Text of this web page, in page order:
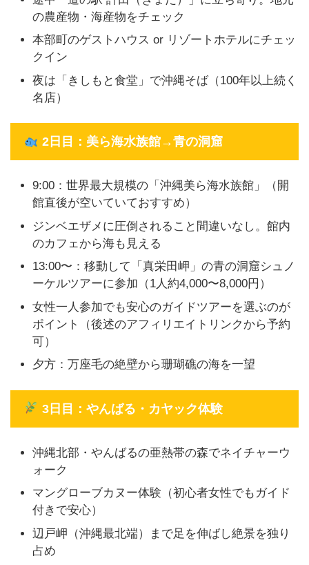
の農産物・海産物をチェック
本部町のゲストハウス or リゾートホテルにチェッ
クイン
夜は「きしもと食堂」で沖縄そば（100年以上続く
名店）
2日目：美ら海水族館→青の洞窟
9:00：世界最大規模の「沖縄美ら海水族館」（開
館直後が空いていておすすめ）
ジンベエザメに圧倒されること間違いなし。館内
のカフェから海も見える
13:00〜：移動して「真栄田岬」の青の洞窟シュノ
ーケルツアーに参加（1人約4,000〜8,000円）
女性一人参加でも安心のガイドツアーを選ぶのが
ポイント（後述のアフィリエイトリンクから予約
可）
夕方：万座毛の絶壁から珊瑚礁の海を一望
3日目：やんばる・カヤック体験
沖縄北部・やんばるの亜熱帯の森でネイチャーウ
ォーク
マングローブカヌー体験（初心者女性でもガイド
付きで安心）
辺戸岬（沖縄最北端）まで足を伸ばし絶景を独り
占め